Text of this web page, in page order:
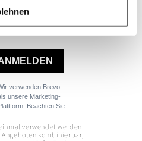
verwendet werden,
kombinierbar,